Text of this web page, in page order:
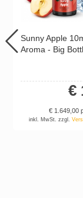
Sunny Apple
Aroma - Big
€
€ 1.649, 00
inkl. MwSt. zzgl.